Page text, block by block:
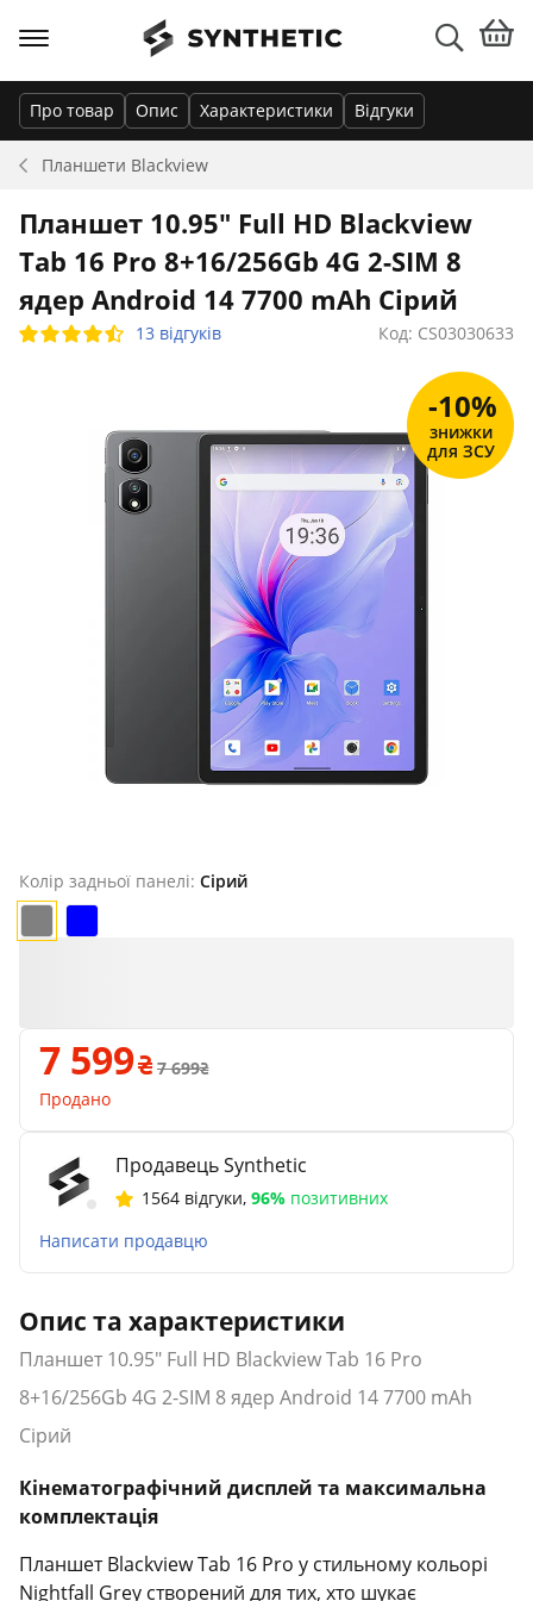
Планшети Blackview
Про товар Опис Характеристики Відгуки
Планшет 10.95" Full HD Blackview
Tab 16 Pro 8+16/256Gb 4G 2-SIM 8
ядер Android 14 7700 mAh Сірий
13 відгуків Код: CS03030633
-10%
знижки
для ЗСУ
Колір задньої панелі: Сірий
7 599
7 699
Продано
Продавець Synthetic
1564 відгуки, 96% позитивних
Написати продавцю
Опис та характеристики
Планшет 10.95" Full HD Blackview Tab 16 Pro
8+16/256Gb 4G 2-SIM 8 ядер Android 14 7700 mAh
Сірий
Кінематографічний дисплей та максимальна
комплектація
Планшет Blackview Tab 16 Pro у стильному кольорі
Nightfall Grey створений для тих, хто шукає